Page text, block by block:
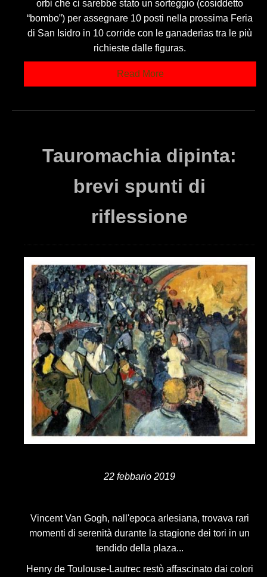
orbi che ci sarebbe stato un sorteggio (cosiddetto
“bombo”) per assegnare 10 posti nella prossima Feria
di San Isidro in 10 corride con le ganaderias tra le più
richieste dalle figuras.
Read More
Tauromachia dipinta:
brevi spunti di
riflessione
22 febbario 2019
Vincent Van Gogh, nall'epoca arlesiana, trovava rari
momenti di serenità durante la stagione dei tori in un
tendido della plaza...
Henry de Toulouse-Lautrec restò affascinato dai colori